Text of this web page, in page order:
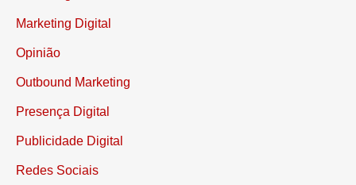
Marketing Digital
Opinião
Outbound Marketing
Presença Digital
Publicidade Digital
Redes Sociais